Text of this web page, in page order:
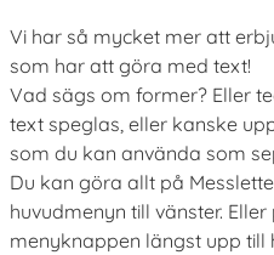
Vi har så mycket mer att
som har att göra med text!
Vad sägs om former? Eller
text speglas, eller kanske
som du kan använda som
Du kan göra allt på
huvudmenyn till vänster.
menyknappen längst upp till